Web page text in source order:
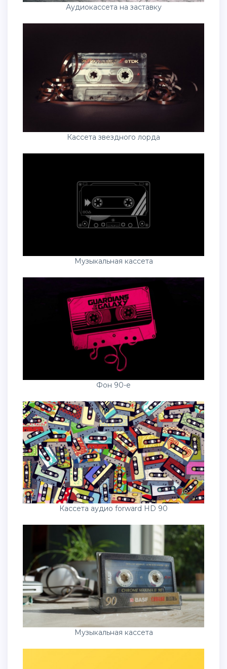
Аудиокассета на заставку
Кассета звездного лорда
Музыкальная кассета
Фон 90-е
Кассета аудио forward HD 90
Музыкальная кассета